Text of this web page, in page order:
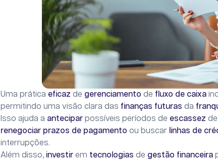
Uma prática eficaz de gerenciamento de fluxo de caixa
permitindo uma visão clara das finanças futuras da
Isso ajuda a antecipar possíveis períodos de escassez de
renegociar prazos de pagamento ou buscar linhas de
interrupções.
Além disso, investir em tecnologias de gestão financeira